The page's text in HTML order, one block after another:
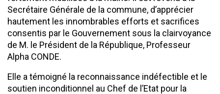
Secrétaire Générale de la commune, d’apprécier
hautement les innombrables efforts et sacrifices
consentis par le Gouvernement sous la clairvoyance
de M. le Président de la République, Professeur
Alpha CONDE.
Elle a témoigné la reconnaissance indéfectible et le
soutien inconditionnel au Chef de l’Etat pour la